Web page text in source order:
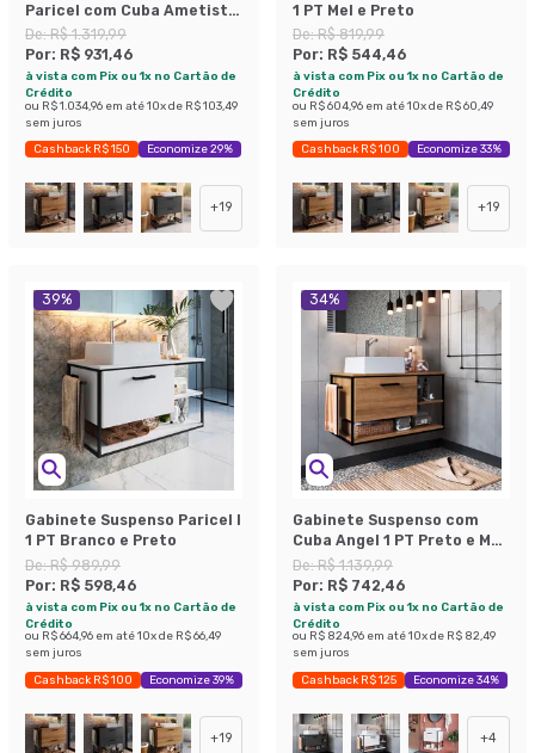
Paricel com Cuba Ametista
Branca 1 PT 1 GV Mel
De:R$ 1.319,99
Por: R$ 931,46
à vista com Pix ou 1x no Cartão de
Crédito
ou R$ 1.034,96 em até10x de R$ 103,49
sem juros
Cashback R$ 150 Economize 29%
+19
1 PT Mel e Preto
De:R$ 819,99
Por: R$ 544,46
à vista com Pix ou 1x no Cartão de
Crédito
ou R$ 604,96 em até10x de R$ 60,49
sem juros
Cashback R$ 100 Economize 33%
+19
39%
Gabinete Suspenso Paricel I
1 PT Branco e Preto
De:R$ 989,99
Por: R$ 598,46
à vista com Pix ou 1x no Cartão de
Crédito
ou R$ 664,96 em até10x de R$ 66,49
sem juros
Cashback R$ 100 Economize 39%
+19
34%
Gabinete Suspenso com
Cuba Angel 1 PT Preto e Mel
80 cm
De:R$ 1.139,99
Por: R$ 742,46
à vista com Pix ou 1x no Cartão de
Crédito
ou R$ 824,96 em até10x de R$ 82,49
sem juros
Cashback R$ 125 Economize 34%
+4